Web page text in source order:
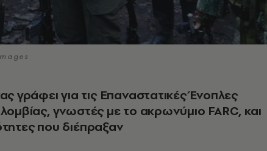
γράφει για τις Επαναστατικές Ένοπλες
γνωστές με το ακρωνύμιο FARC, και
που διέπραξαν